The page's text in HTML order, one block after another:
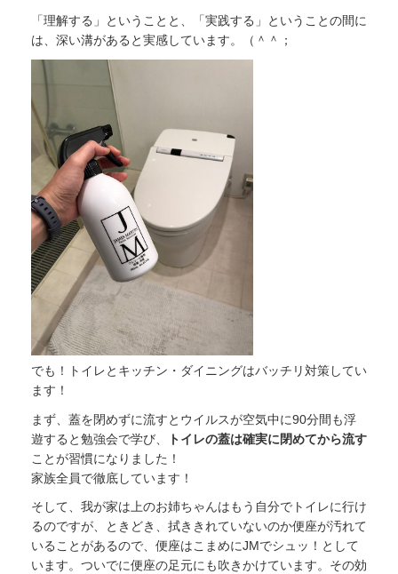
「理解する」ということと、「実践する」ということの間に
は、深い溝があると実感しています。（＾＾；
でも！トイレとキッチン・ダイニングはバッチリ対策してい
ます！
まず、蓋を閉めずに流すとウイルスが空気中に90分間も浮
遊すると勉強会で学び、
トイレの蓋は確実に閉めてから流す
ことが習慣になりました！
家族全員で徹底しています！
そして、我が家は上のお姉ちゃんはもう自分でトイレに行け
るのですが、ときどき、拭ききれていないのか便座が汚れて
いることがあるので、便座はこまめにJMでシュッ！として
います。ついでに便座の足元にも吹きかけています。その効